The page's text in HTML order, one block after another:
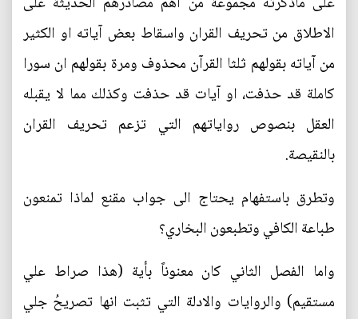
الاطلاق من تحريف القران واسقاط بعض آياته او الكثير
من آياته بقولهم ثلثا القرآن محذوف ومرة بقولهم ان سورا
كاملة قد حذفت، او آيات قد حذفت وكذلك مما لا يقبله
العقل بنصوص رواياتهم التي تزعم تحريف القران
بالنقيصة.
وتطرق باستفهام يحتاج الى جواب مقنع لماذا تمنعون
طباعة الكافي وتطبعون البخاري؟
واما الفصل الثاني كان معنوناً بأية (هذا صراط علي
مستقيم) والروايات والادلة التي تثبت انها تصريحُ جلي